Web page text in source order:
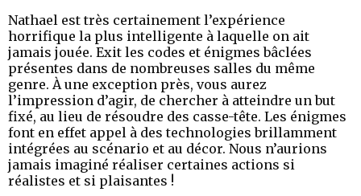
Nathael est très certainement l’expérience
horrifique la plus intelligente à laquelle on ait
jamais jouée. Exit les codes et énigmes bâclées
présentes dans de nombreuses salles du même
genre. À une exception près, vous aurez
l’impression d’agir, de chercher à atteindre un but
fixé, au lieu de résoudre des casse-tête. Les énigmes
font en effet appel à des technologies brillamment
intégrées au scénario et au décor. Nous n’aurions
jamais imaginé réaliser certaines actions si
réalistes et si plaisantes !